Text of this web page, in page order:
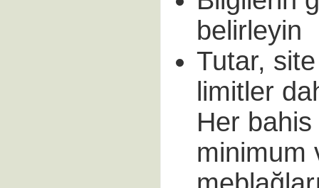
belirleyin
Tutar,
limitler
Her
minimum